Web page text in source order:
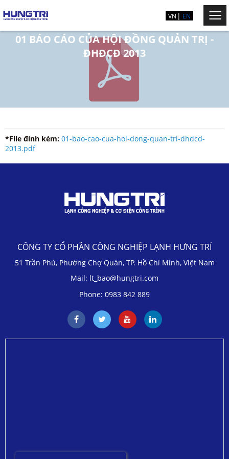
VN EN
01 BÁO CÁO CỦA HỘI ĐỒNG QUẢN TRỊ -
ĐHĐCĐ 2013
*File đính kèm: 01-bao-cao-cua-hoi-dong-quan-tri-dhdcd-
2013.pdf
CÔNG TY CỔ PHẦN CÔNG NGHIỆP LẠNH HƯNG TRÍ
51 Trần Phú, Phường Chợ Quán, TP. Hồ Chí Minh, Việt Nam
Mail: lt_bao@hungtri.com
Phone: 0983 842 889